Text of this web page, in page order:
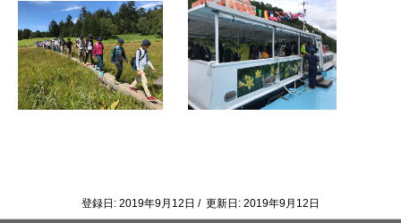
登録日: 2019年9月12日 / 更新日: 2019年9月12日